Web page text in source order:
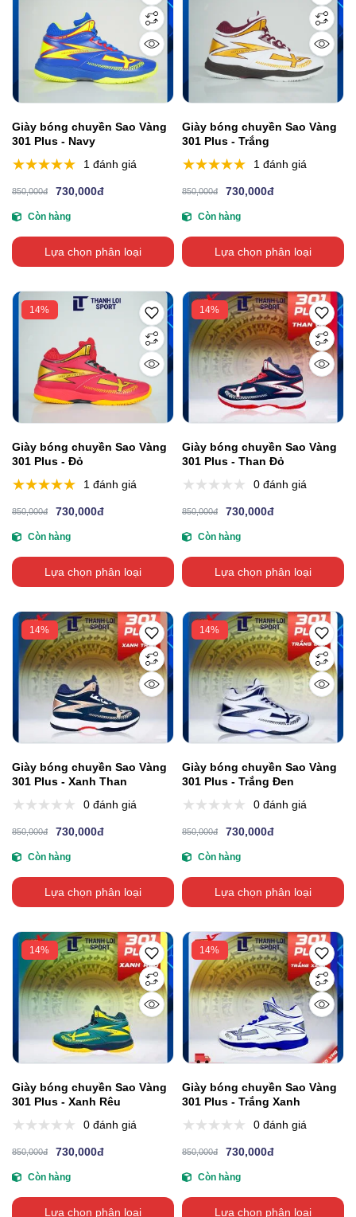
Giày bóng chuyền Sao Vàng
301 Plus - Navy
1 đánh giá
850,000đ 730,000đ
Còn hàng
Lựa chọn phân loại
Giày bóng chuyền Sao Vàng
301 Plus - Trắng
1 đánh giá
850,000đ 730,000đ
Còn hàng
Lựa chọn phân loại
14%
Giày bóng chuyền Sao Vàng
301 Plus - Đỏ
1 đánh giá
850,000đ 730,000đ
Còn hàng
Lựa chọn phân loại
14%
Giày bóng chuyền Sao Vàng
301 Plus - Than Đỏ
0 đánh giá
850,000đ 730,000đ
Còn hàng
Lựa chọn phân loại
14%
Giày bóng chuyền Sao Vàng
301 Plus - Xanh Than
0 đánh giá
850,000đ 730,000đ
Còn hàng
Lựa chọn phân loại
14%
Giày bóng chuyền Sao Vàng
301 Plus - Trắng Đen
0 đánh giá
850,000đ 730,000đ
Còn hàng
Lựa chọn phân loại
14%
Giày bóng chuyền Sao Vàng
301 Plus - Xanh Rêu
0 đánh giá
850,000đ 730,000đ
Còn hàng
Lựa chọn phân loại
14%
Giày bóng chuyền Sao Vàng
301 Plus - Trắng Xanh
0 đánh giá
850,000đ 730,000đ
Còn hàng
Lựa chọn phân loại